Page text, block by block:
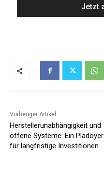
Vorheriger Artikel
Herstellerunabhängigkeit und
offene Systeme: Ein Plädoyer
für langfristige Investitionen